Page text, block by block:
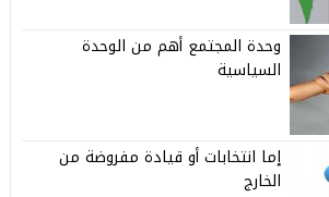
وحدة المجتمع أهم من الوحدة
السياسية
إما انتخابات أو قيادة مفروضة من
الخارج